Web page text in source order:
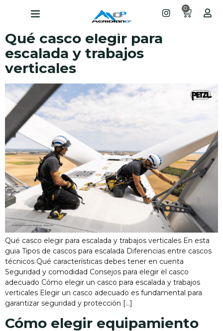
0
Qué casco elegir para
escalada y trabajos
verticales
Qué casco elegir para escalada y trabajos verticales En esta
guia Tipos de cascos para escalada Diferencias entre cascos
técnicos Qué características debes tener en cuenta
Seguridad y comodidad Consejos para elegir el casco
adecuado Cómo elegir un casco para escalada y trabajos
verticales Elegir un casco adecuado es fundamental para
garantizar seguridad y protección […]
Cómo elegir equipamiento